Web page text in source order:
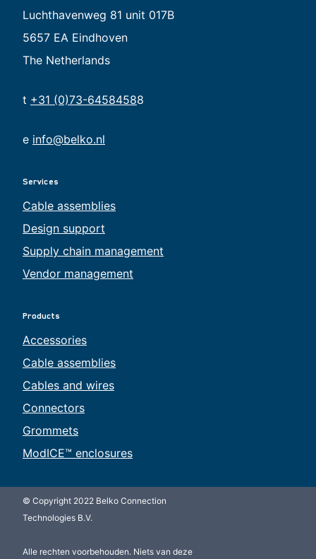
Luchthavenweg 81 unit 017B
5657 EA Eindhoven
The Netherlands
t +31 (0)73-64584588
e info@belko.nl
Services
Cable assemblies
Design support
Supply chain management
Vendor management
Products
Accessories
Cable assemblies
Cables and wires
Connectors
Grommets
ModICE™ enclosures
© Copyright 2022 Belko Connection
Technologies B.V.
Alle rechten voorbehouden. Niets van deze